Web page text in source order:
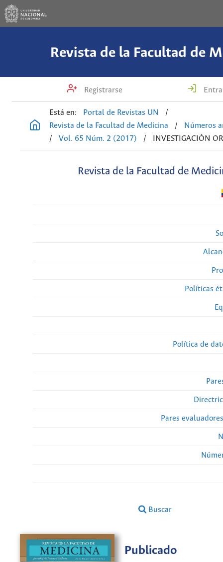
Revista de la Facultad de
Registrarse
Está en: Portal de Revistas UN
/
Revista de la Facultad de Medicina
/
Números
/
Vol. 65 Núm. 2 (2017) / INVESTIGACIÓN
Revista de la Facultad de
Políticas
Política de
Pares
Buscar
Publicado